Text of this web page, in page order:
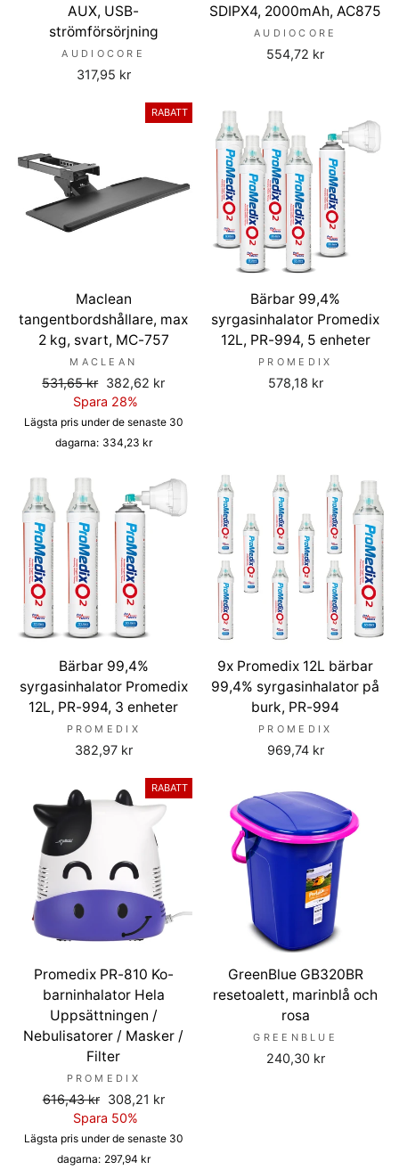
AUX, USB-
strömförsörjning
AUDIOCORE
317,95 kr
SDIPX4, 2000mAh, AC875
AUDIOCORE
554,72 kr
RABATT
Maclean
tangentbordshållare, max
2 kg, svart, MC-757
MACLEAN
Ordinarie
531,65 kr Försäljningspris
382,62 kr
Spara 28%
Lägsta pris under de senaste 30
dagarna: 334,23 kr
Bärbar 99,4%
syrgasinhalator Promedix
12L, PR-994, 5 enheter
PROMEDIX
578,18 kr
Bärbar 99,4%
syrgasinhalator Promedix
12L, PR-994, 3 enheter
PROMEDIX
382,97 kr
9x Promedix 12L bärbar
99,4% syrgasinhalator på
burk, PR-994
PROMEDIX
969,74 kr
RABATT
Promedix PR-810 Ko-
barninhalator Hela
Uppsättningen /
Nebulisatorer / Masker /
Filter
PROMEDIX
Ordinarie
616,43 kr Försäljningspris
308,21 kr
Spara 50%
Lägsta pris under de senaste 30
dagarna: 297,94 kr
GreenBlue GB320BR
resetoalett, marinblå och
rosa
GREENBLUE
240,30 kr